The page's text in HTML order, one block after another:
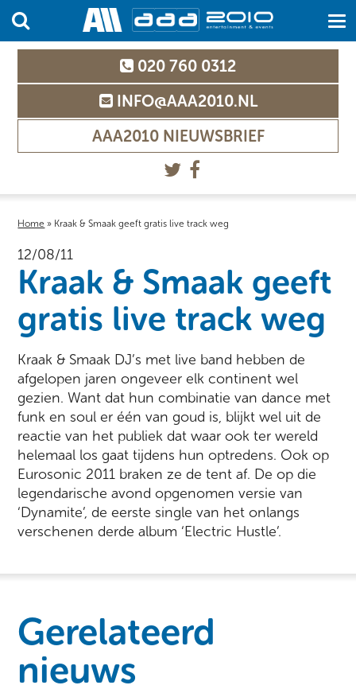
020 760 0312
INFO@AAA2010.NL
AAA2010 NIEUWSBRIEF
Home » Kraak & Smaak geeft gratis live track weg
12/08/11
Kraak & Smaak geeft
gratis live track weg
Kraak & Smaak DJ’s met live band hebben de
afgelopen jaren ongeveer elk continent wel
gezien. Want dat hun combinatie van dance met
funk en soul er één van goud is, blijkt wel uit de
reactie van het publiek dat waar ook ter wereld
helemaal los gaat tijdens hun optredens. Ook op
Eurosonic 2011 braken ze de tent af. De op die
legendarische avond opgenomen versie van
‘Dynamite’, de eerste single van het onlangs
verschenen derde album ‘Electric Hustle’.
Gerelateerd
nieuws